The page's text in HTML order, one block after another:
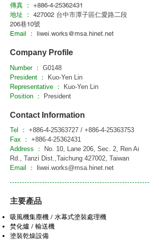
傳真 ： +886-4-25362431
地址 ： 427002 台中市潭子區仁愛路二段
206巷10號
Email ： liwei.works@msa.hinet.net
Company Profile
Number ： G0148
President ：
Kuo-Yen Lin
Representative ：
Kuo-Yen Lin
Position ：
President
Contact Information
Tel ： +886-4-25363727 / +886-4-25363753
Fax ： +886-4-25362431
Address ：
No. 10, Lane 206, Sec. 2, Ren Ai
Rd., Tanzi Dist.,Taichung 427002, Taiwan
Email ：
liwei.works@msa.hinet.net
主要產品
吸風機集塵機 / 水幕式塗裝處理機
焚化爐 / 輸送機
塗裝乾燥設備